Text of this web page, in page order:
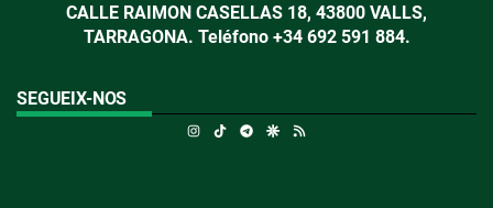
CALLE RAIMON CASELLAS 18, 43800 VALLS,
TARRAGONA. Teléfono +34 692 591 884.
SEGUEIX-NOS
Instagram
TikTokTelegramGoogle Discover